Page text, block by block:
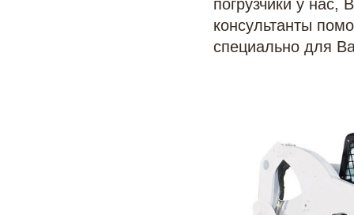
погрузчики у нас,
консультанты
специально для